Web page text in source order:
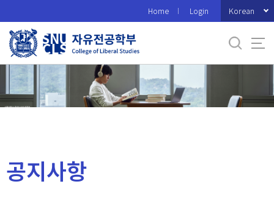
로
메
Home Login Korean
공지사항